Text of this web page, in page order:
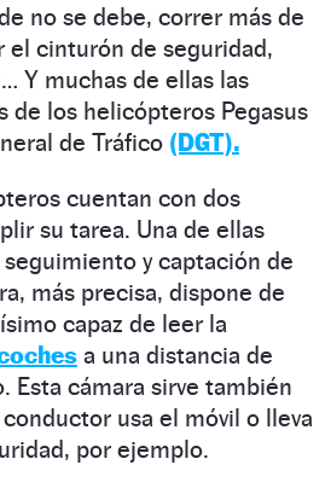
no se debe, correr más de
el cinturón de seguridad,
Y muchas de ellas las
de los helicópteros Pegasus
de Tráfico (DGT).
cuentan con dos
su tarea. Una de ellas
y captación de
más precisa, dispone de
capaz de leer la
a una distancia de
Esta cámara sirve también
usa el móvil o lleva
por ejemplo.